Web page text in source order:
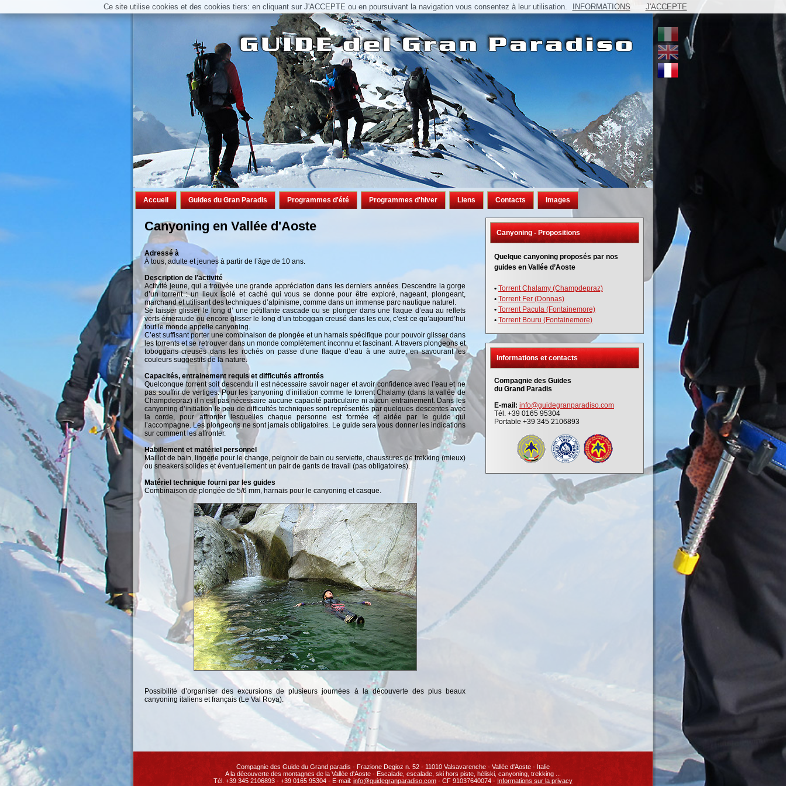
Accueil Guides du Gran Paradis Programmes d'été Programmes d'hiver Liens Contacts Images
Canyoning en Vallée d'Aoste
Adressé à
À tous, adulte et jeunes à partir de l’âge de 10 ans.
Description de l’activité
Activité jeune, qui a trouvée une grande appréciation dans les derniers années. Descendre la gorge
d’un torrent : un lieux isolé et caché qui vous se donne pour être exploré, nageant, plongeant,
marchand et utilisant des techniques d’alpinisme, comme dans un immense parc nautique naturel.
Se laisser glisser le long d’ une pétillante cascade ou se plonger dans une flaque d’eau au reflets
verts émeraude ou encore glisser le long d’un toboggan creusé dans les eux, c’est ce qu’aujourd’hui
tout le monde appelle canyoning.
C’est suffisant porter une combinaison de plongée et un harnais spécifique pour pouvoir glisser dans
les torrents et se retrouver dans un monde complètement inconnu et fascinant. A travers plongeons et
toboggans creusés dans les rochés on passe d’une flaque d’eau à une autre, en savourant les
couleurs suggestifs de la nature.
Capacités, entrainement requis et difficultés affrontés
Quelconque torrent soit descendu il est nécessaire savoir nager et avoir confidence avec l’eau et ne
pas souffrir de vertiges. Pour les canyoning d’initiation comme le torrent Chalamy (dans la vallée de
Champdepraz) il n’est pas nécessaire aucune capacité particulaire ni aucun entrainement. Dans les
canyoning d’initiation le peu de difficultés techniques sont représentés par quelques descentes avec
la corde, pour affronter lesquelles chaque personne est formée et aidée par le guide qui
l’accompagne. Les plongeons ne sont jamais obligatoires. Le guide sera vous donner les indications
sur comment les affronter.
Habillement et matériel personnel
Maillot de bain, lingerie pour le change, peignoir de bain ou serviette, chaussures de trekking (mieux)
ou sneakers solides et éventuellement un pair de gants de travail (pas obligatoires).
Matériel technique fourni par les guides
Combinaison de plongée de 5/6 mm, harnais pour le canyoning et casque.
Possibilité d’organiser des excursions de plusieurs journées à la découverte des plus beaux
canyoning italiens et français (Le Val Roya).
Canyoning - Propositions
Quelque canyoning proposés par nos
guides en Vallée d’Aoste
• Torrent Chalamy (Champdepraz)
• Torrent Fer (Donnas)
• Torrent Pacula (Fontainemore)
• Torrent Bouru (Fontainemore)
Informations et contacts
Compagnie des Guides
du Grand Paradis
E-mail: info@guidegranparadiso.com
Tél. +39 0165 95304
Portable +39 345 2106893
Compagnie des Guide du Grand paradis - Frazione Degioz n. 52 - 11010 Valsavarenche - Vallée d'Aoste - Italie
A la découverte des montagnes de la Vallée d'Aoste - Escalade escalade ski hors piste héliski canyoning , trekking
Tél. +39 345 2106893 - +39 0165 95304 - E-mail: info@guidegranparadiso.com - CF 91037640074 - Informations sur la privacy
Ce site utilise cookies et des cookies tiers: en cliquant sur J'ACCEPTE ou en poursuivant la navigation vous consentez à leur utilisation. INFORMATIONS J'ACCEPTE